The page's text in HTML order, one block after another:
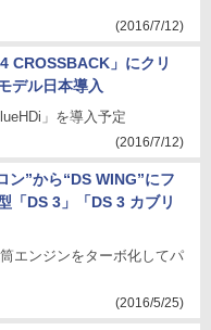
(2016/7/12)
CROSSBACK」にクリ
デル日本導入
」を導入予定
(2016/7/12)
ン”から“DS WING”にフ
「DS 3」「DS 3 カブリ
エンジンをターボ化してパ
(2016/5/25)